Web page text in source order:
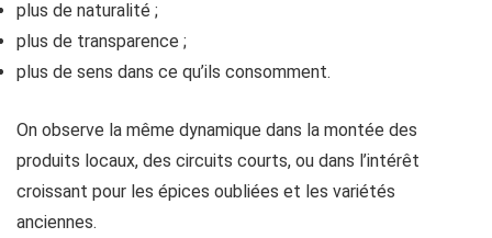
plus de naturalité ;
plus de transparence ;
plus de sens dans ce qu’ils consomment.
On observe la même dynamique dans la montée des
produits locaux, des circuits courts, ou dans l’intérêt
croissant pour les épices oubliées et les variétés
anciennes.